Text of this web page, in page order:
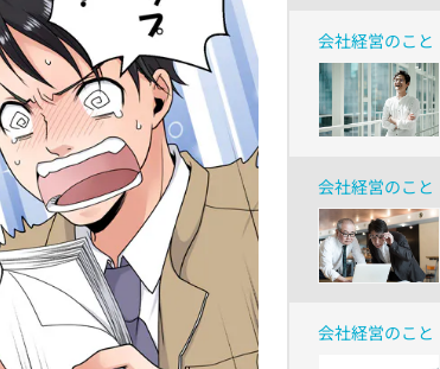
会社経営のこと
会社経営のこと
会社経営のこと